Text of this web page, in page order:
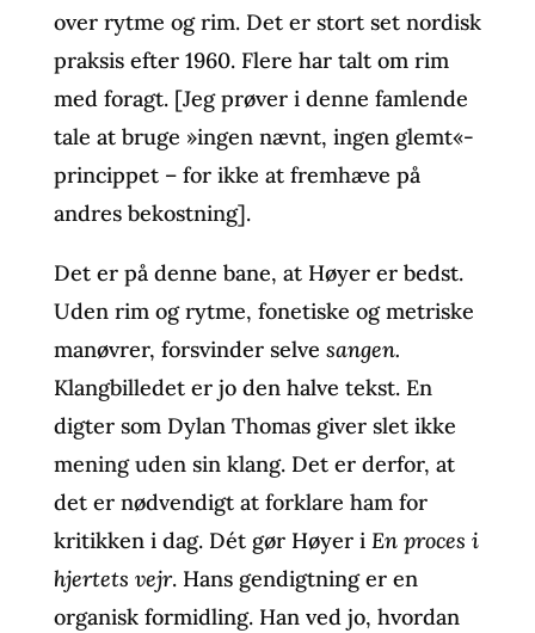
over rytme og rim. Det er stort set nordisk
praksis efter 1960. Flere har talt om rim
med foragt. [Jeg prøver i denne famlende
tale at bruge »ingen nævnt, ingen glemt«-
princippet – for ikke at fremhæve på
andres bekostning].
Det er på denne bane, at Høyer er bedst.
Uden rim og rytme, fonetiske og metriske
manøvrer, forsvinder selve sangen.
Klangbilledet er jo den halve tekst. En
digter som Dylan Thomas giver slet ikke
mening uden sin klang. Det er derfor, at
det er nødvendigt at forklare ham for
kritikken i dag. Dét gør Høyer i En proces i
hjertets vejr. Hans gendigtning er en
organisk formidling. Han ved jo, hvordan